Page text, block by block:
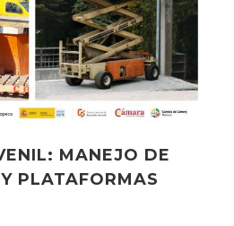
MANEJO DE
PLATAFORMAS